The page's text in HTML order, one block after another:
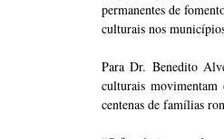
permanentes de
culturais nos
Para Dr. Benedito
culturais movimentam
centenas de famílias